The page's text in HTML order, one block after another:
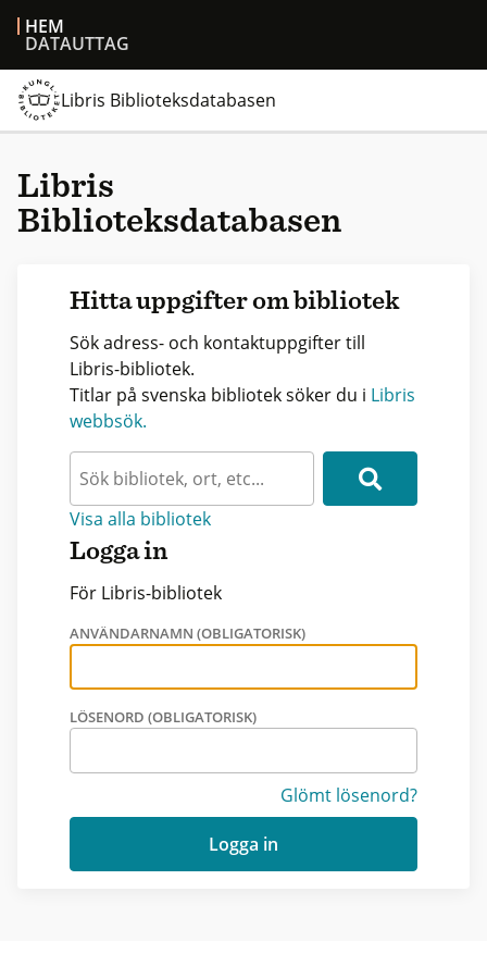
HEM
DATAUTTAG
Libris Biblioteksdatabasen
Libris
Biblioteksdatabasen
Hitta uppgifter om bibliotek
Sök adress- och kontaktuppgifter till
Libris-bibliotek.
Titlar på svenska bibliotek söker du i Libris
webbsök.
Visa alla bibliotek
Logga in
För Libris-bibliotek
ANVÄNDARNAMN (OBLIGATORISK)
LÖSENORD (OBLIGATORISK)
Glömt lösenord?
Logga in